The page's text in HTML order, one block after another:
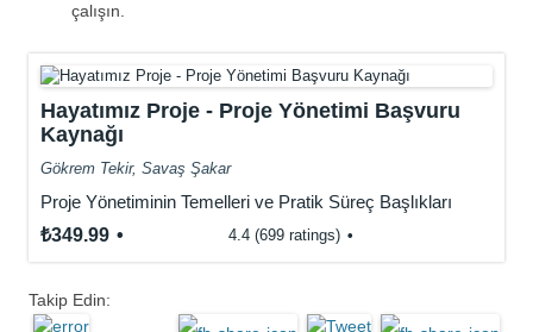
çalışın.
Hayatımız Proje - Proje Yönetimi Başvuru
Kaynağı
Gökrem Tekir, Savaş Şakar
Proje Yönetiminin Temelleri ve Pratik Süreç Başlıkları
₺349.99
4.4 (699 ratings)
Takip Edin: